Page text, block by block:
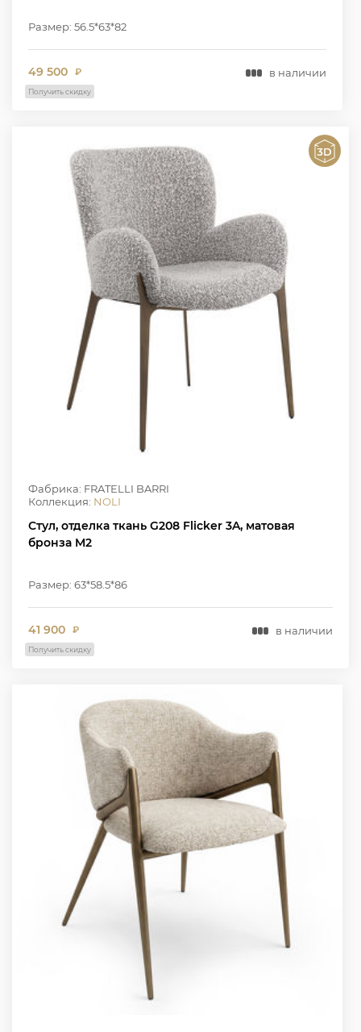
Размер: 56.5*63*82
49 500 ₽ в наличии
Получить скидку
Фабрика: FRATELLI BARRI
Коллекция: NOLI
Стул, отделка ткань G208 Flicker 3A, матовая
бронза M2
Размер: 63*58.5*86
41 900 ₽ в наличии
Получить скидку